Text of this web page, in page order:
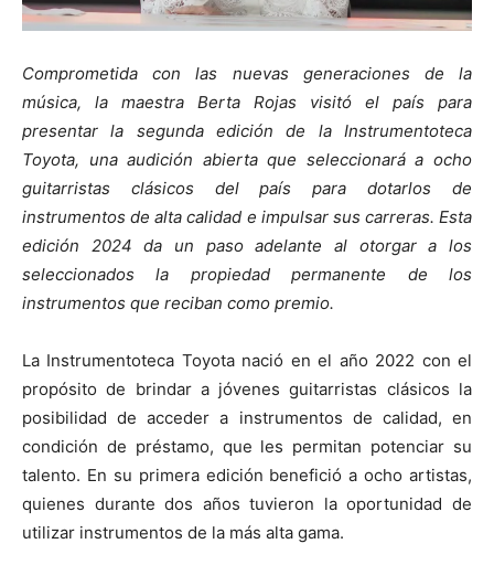
Comprometida con las nuevas generaciones de la
música, la maestra Berta Rojas visitó el país para
presentar la segunda edición de la Instrumentoteca
Toyota, una audición abierta que seleccionará a ocho
guitarristas clásicos del país para dotarlos de
instrumentos de alta calidad e impulsar sus carreras. Esta
edición 2024 da un paso adelante al otorgar a los
seleccionados la propiedad permanente de los
instrumentos que reciban como premio.
La Instrumentoteca Toyota nació en el año 2022 con el
propósito de brindar a jóvenes guitarristas clásicos la
posibilidad de acceder a instrumentos de calidad, en
condición de préstamo, que les permitan potenciar su
talento. En su primera edición benefició a ocho artistas,
quienes durante dos años tuvieron la oportunidad de
utilizar instrumentos de la más alta gama.